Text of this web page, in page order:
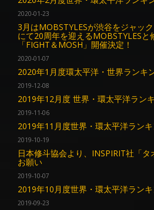
2020-01-23
3月はMOBSTYLESが渋谷をジャッ
にて20周年を迎えるMOBSTYLESと
「FIGHT＆MOSH」開催決定！
2020-01-07
2020年1月度環太平洋・世界ランキ
2019-12-08
2019年12月度 世界・環太平洋ラン
2019-11-06
2019年11月度世界・環太平洋ラン
2019-10-19
日本修斗協会より、INSPIRIT社「
お願い
2019-10-07
2019年10月度世界・環太平洋ラン
2019-09-23